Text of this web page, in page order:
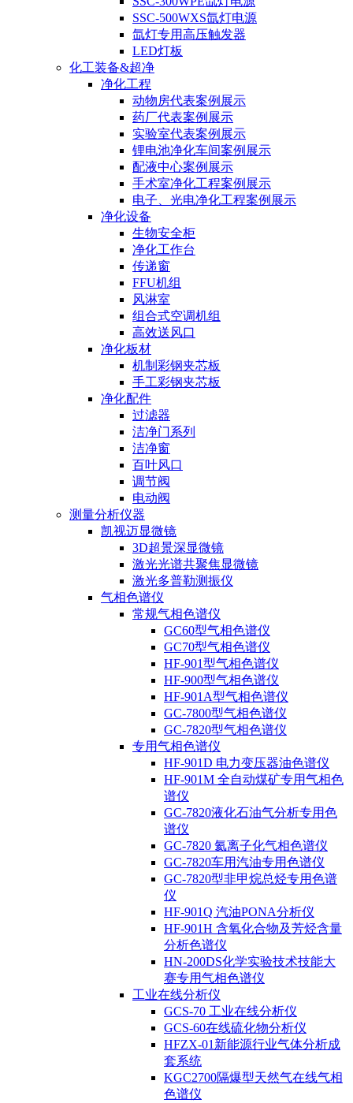
SSC-500WXS氙灯电源
氙灯专用高压触发器
LED灯板
化工装备&超净
净化工程
动物房代表案例展示
药厂代表案例展示
实验室代表案例展示
锂电池净化车间案例展示
配液中心案例展示
手术室净化工程案例展示
电子、光电净化工程案例展示
净化设备
生物安全柜
净化工作台
传递窗
FFU机组
风淋室
组合式空调机组
高效送风口
净化板材
机制彩钢夹芯板
手工彩钢夹芯板
净化配件
过滤器
洁净门系列
洁净窗
百叶风口
调节阀
电动阀
测量分析仪器
凯视迈显微镜
3D超景深显微镜
激光光谱共聚焦显微镜
激光多普勒测振仪
气相色谱仪
常规气相色谱仪
GC60型气相色谱仪
GC70型气相色谱仪
HF-901型气相色谱仪
HF-900型气相色谱仪
HF-901A型气相色谱仪
GC-7800型气相色谱仪
GC-7820型气相色谱仪
专用气相色谱仪
HF-901D 电力变压器油色谱仪
HF-901M 全自动煤矿专用气相色
谱仪
GC-7820液化石油气分析专用色
谱仪
GC-7820 氦离子化气相色谱仪
GC-7820车用汽油专用色谱仪
GC-7820型非甲烷总烃专用色谱
仪
HF-901Q 汽油PONA分析仪
HF-901H 含氧化合物及芳烃含量
分析色谱仪
HN-200DS化学实验技术技能大
赛专用气相色谱仪
工业在线分析仪
GCS-70 工业在线分析仪
GCS-60在线硫化物分析仪
HFZX-01新能源行业气体分析成
套系统
KGC2700隔爆型天然气在线气相
色谱仪